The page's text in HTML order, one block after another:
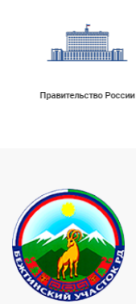
Правительство России